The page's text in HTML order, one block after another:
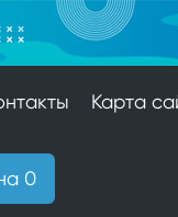
Карта
0